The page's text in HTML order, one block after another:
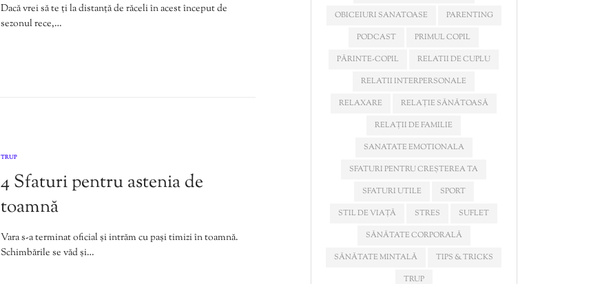
Dacă vrei să te ți la distanță de răceli în acest început de
sezonul rece,…
TRUP
4 Sfaturi pentru astenia de
toamnă
Vara s-a terminat oficial și intrăm cu pași timizi în toamnă.
Schimbările se văd și…
OBICEIURI SANATOASE
PARENTING
PODCAST
PRIMUL COPIL
PĂRINTE-COPIL
RELATII DE CUPLU
RELATII INTERPERSONALE
RELAXARE
RELAȚIE SĂNĂTOASĂ
RELAȚII DE FAMILIE
SANATATE EMOTIONALA
SFATURI PENTRU CREȘTEREA TA
SFATURI UTILE
SPORT
STIL DE VIAȚĂ
STRES
SUFLET
SĂNĂTATE CORPORALĂ
SĂNĂTATE MINTALĂ
TIPS & TRICKS
TRUP